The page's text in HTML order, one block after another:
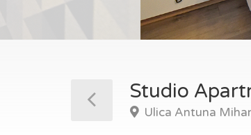
Studio
Ulica Antuna